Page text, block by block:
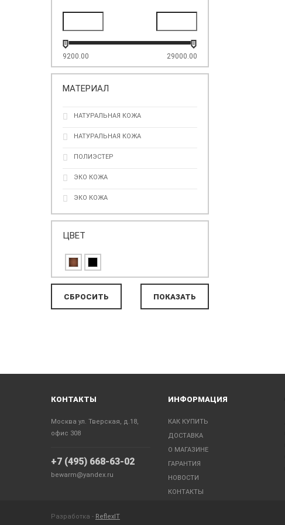
9200.00 29000.00
МАТЕРИАЛ
НАТУРАЛЬНАЯ КОЖА
НАТУРАЛЬНАЯ КОЖА
ПОЛИЭСТЕР
ЭКО КОЖА
ЭКО КОЖА
ЦВЕТ
КОНТАКТЫ
Москва ул. Тверская, д.18,
офис 308
+7 (495) 668-63-02
bewarm@yandex.ru
ИНФОРМАЦИЯ
КАК КУПИТЬ
ДОСТАВКА
О МАГАЗИНЕ
ГАРАНТИЯ
НОВОСТИ
КОНТАКТЫ
Разработка - ReflexIT